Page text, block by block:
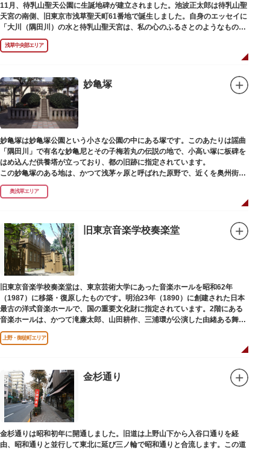
11月、待乳山聖天公園に生誕地碑が建立されました。池波正太郎は待乳山聖
天宮の南側、旧東京市浅草聖天町61番地で誕生しました。自身のエッセイに
「大川（隅田川）の水と待乳山聖天宮は、私の心のふるさとのようなもの
だ」（『東京の情景「大川と待乳山聖天宮」』より）と記しており、小説の
舞台にも待乳山や近くの今戸、橋場などをたびたび登場させています。
浅草中央部エリア
妙亀塚
妙亀塚は妙亀塚公園という小さな公園の中にある塚です。このあたりは謡曲
「隅田川」で有名な妙亀尼とその子梅若丸の伝説の地で、小高い塚に板碑を
はめ込んだ供養塔が立っており、都の旧跡に指定されています。
この妙亀塚のある地は、かつて浅茅ヶ原と呼ばれた原野で、近くを奥州街道
が通じていました。妙亀塚は「梅若伝説」にちなんだ名称です。「梅若伝
説」とは平安時代、吉田少将惟房の子・梅若が、信夫藤太という人買いにさ
らわれ、都から奥州へつれて行かれる途中、重い病にかかりこの地に捨てら
田川岸で里人から梅若の死を知らされ、髪をおろして妙亀尼と称し庵を結ん
だ、という説話です。謡曲『隅田川』はこの伝説をもとにしています。
塚の上には板碑が祀られています。この板碑には「弘安十一年戊子五月二十
二日孝子敬白」と刻まれており、区内でも古いものです。しかし妙亀塚と板
碑との関係は、明らかではありません。
なお、隅田川の対岸、木母寺（墨田区堤通）境内には梅若にちなむ梅若塚
（都旧跡）があり、この妙亀塚と相対するものと考えられています。
奥浅草エリア
旧東京音楽学校奏楽堂
旧東京音楽学校奏楽堂は、東京芸術大学にあった音楽ホールを昭和62年
（1987）に移築・復原したものです。明治23年（1890）に創建された日本
最古の洋式音楽ホールで、国の重要文化財に指定されています。2階にある
音楽ホールは、かつて滝廉太郎、山田耕作、三浦環が公演した由緒ある舞台
です。
上野・御徒町エリア
金杉通り
金杉通りは昭和初年に開通しました。旧道は上野山下から入谷口通りを経
由、昭和通りと並行して東北に延び三ノ輪で昭和通りと合流します。この道